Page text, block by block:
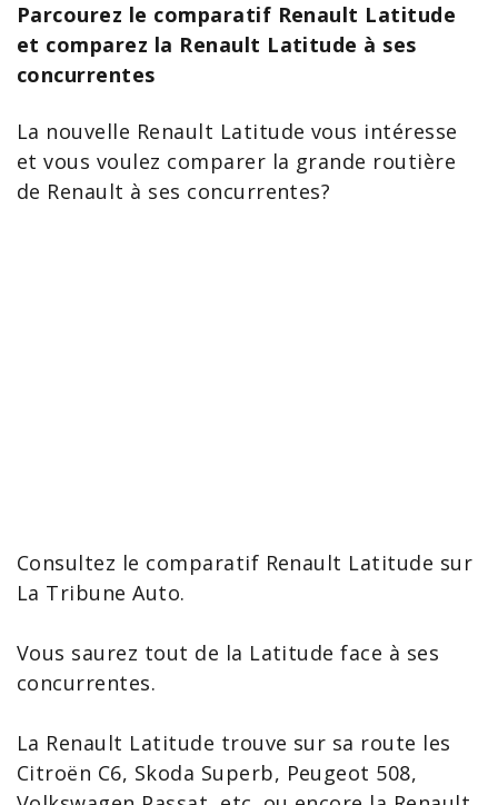
Parcourez le comparatif Renault Latitude
et comparez la Renault Latitude à ses
concurrentes
La nouvelle Renault Latitude vous intéresse
et vous voulez comparer la grande routière
de Renault à ses concurrentes?
Consultez le comparatif Renault Latitude sur
La Tribune Auto.
Vous saurez tout de la Latitude face à ses
concurrentes.
La Renault Latitude trouve sur sa route les
Citroën C6, Skoda Superb, Peugeot 508,